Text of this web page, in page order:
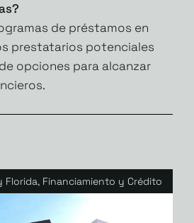
de préstamos en
prestatarios potenciales
opciones para alcanzar
Florida, Financiamiento y Crédito